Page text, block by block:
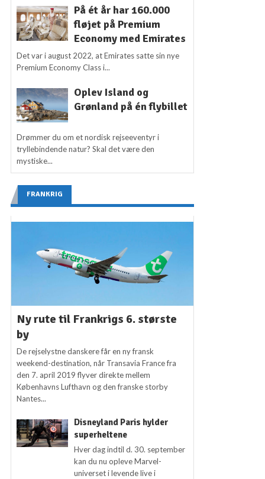
På ét år har 160.000
fløjet på Premium
Economy med Emirates
Det var i august 2022, at Emirates satte sin nye
Premium Economy Class i...
Oplev Island og
Grønland på én flybillet
Drømmer du om et nordisk rejseeventyr i
tryllebindende natur? Skal det være den
mystiske...
FRANKRIG
Ny rute til Frankrigs 6. største
by
De rejselystne danskere får en ny fransk
weekend-destination, når Transavia France fra
den 7. april 2019 flyver direkte mellem
Københavns Lufthavn og den franske storby
Nantes...
Disneyland Paris hylder
superheltene
Hver dag indtil d. 30. september
kan du nu opleve Marvel-
universet i levende live i